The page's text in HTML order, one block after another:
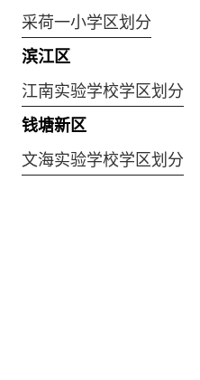
采荷一小学区划分
滨江区
江南实验学校学区划分
钱塘新区
文海实验学校学区划分